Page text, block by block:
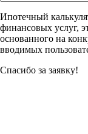
Ипотечный
финансовых услуг,
основанного на
вводимых
Спасибо за заявку!